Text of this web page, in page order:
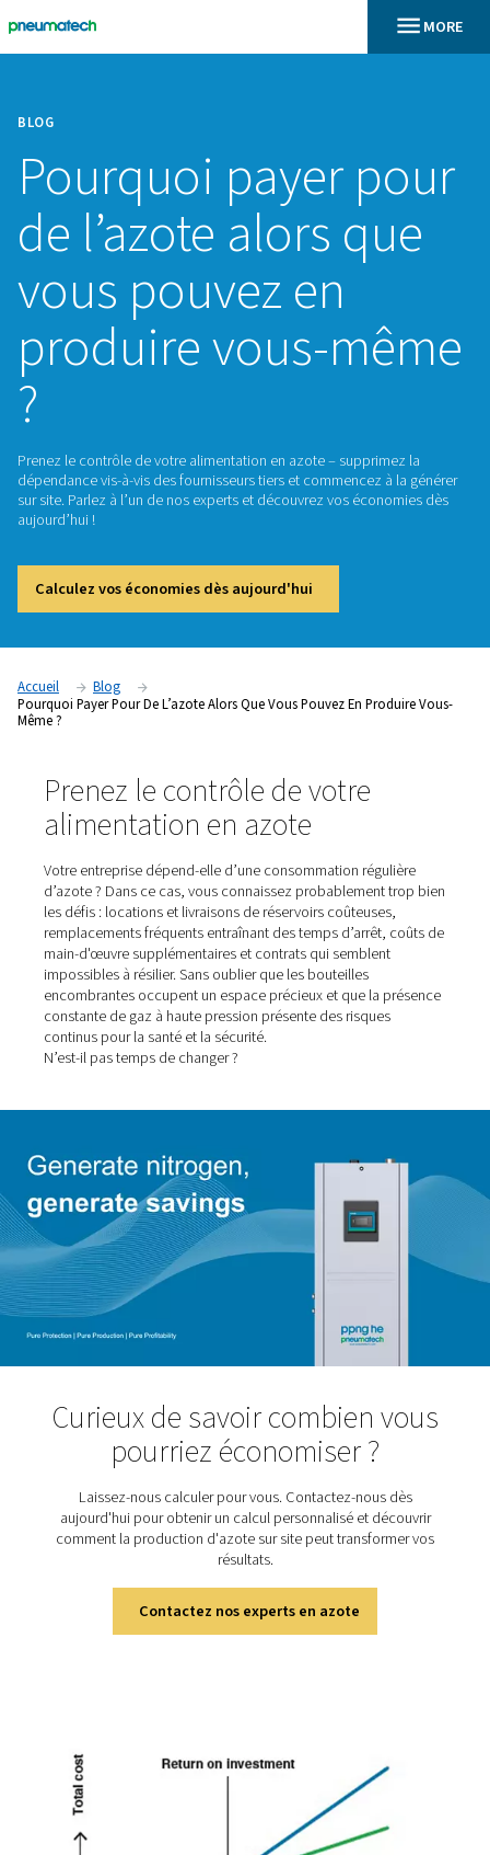
BLOG
Pourquoi payer
de l’azote alors
vous pouvez en
produire vous-
?
Prenez le contrôle de votre alimentation en azote –
dépendance vis-à-vis des fournisseurs tiers et commencez
aujourd’hui !
Pourquoi Payer Pour De L’azote Alors Que Vous Pouvez En
Même ?
Prenez le contrôle de votre
alimentation en azote
d’azote ? Dans ce cas, vous connaissez probablement
remplacements fréquents entraînant des temps
main-d'œuvre supplémentaires et contrats qui semblent
impossibles à résilier. Sans oublier que les bouteilles
encombrantes occupent un espace précieux et que la
constante de gaz à haute pression présente des risques
continus pour la santé et la sécurité.
N’est-il pas temps de changer ?
Curieux de savoir combien
pourriez économiser ?